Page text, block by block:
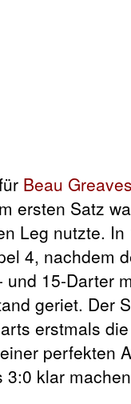
Beau Greaves
ersten Satz
Leg nutzte.
4, nachdem
15-Darter
geriet. Der
erstmals
perfekten
klar